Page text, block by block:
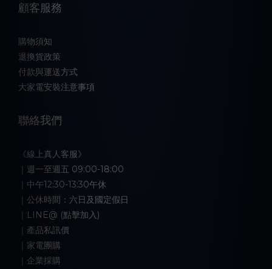
顧客服務
購物須知
退換貨政策
付款與運送方式
大家電安裝注意事項
聯絡我們
《線上真人客服》
｜週一至週五 09:00-18:00
｜中午12:30-13:30午休
｜公休時間：六日及國定假日
｜LINE@ (點擊加入)
｜產品私訊價
｜家電團購
｜企業採購